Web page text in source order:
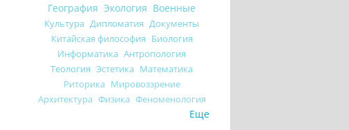
География Экология Военные
Культура Дипломатия Документы
Китайская философия Биология
Информатика Антропология
Теология Эстетика Математика
Риторика Мировоззрение
Архитектура Физика Феноменология
Еще